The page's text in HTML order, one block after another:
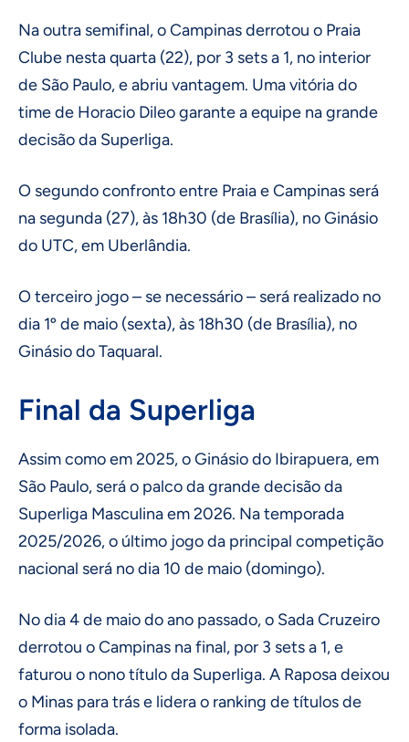
Na outra semifinal, o Campinas derrotou o Praia
Clube nesta quarta (22), por 3 sets a 1, no interior
de São Paulo, e abriu vantagem. Uma vitória do
time de Horacio Dileo garante a equipe na grande
decisão da Superliga.
O segundo confronto entre Praia e Campinas será
na segunda (27), às 18h30 (de Brasília), no Ginásio
do UTC, em Uberlândia.
O terceiro jogo – se necessário – será realizado no
dia 1º de maio (sexta), às 18h30 (de Brasília), no
Ginásio do Taquaral.
Final da Superliga
Assim como em 2025, o Ginásio do Ibirapuera, em
São Paulo, será o palco da grande decisão da
Superliga Masculina em 2026. Na temporada
2025/2026, o último jogo da principal competição
nacional será no dia 10 de maio (domingo).
No dia 4 de maio do ano passado, o Sada Cruzeiro
derrotou o Campinas na final, por 3 sets a 1, e
faturou o nono título da Superliga. A Raposa deixou
o Minas para trás e lidera o ranking de títulos de
forma isolada.